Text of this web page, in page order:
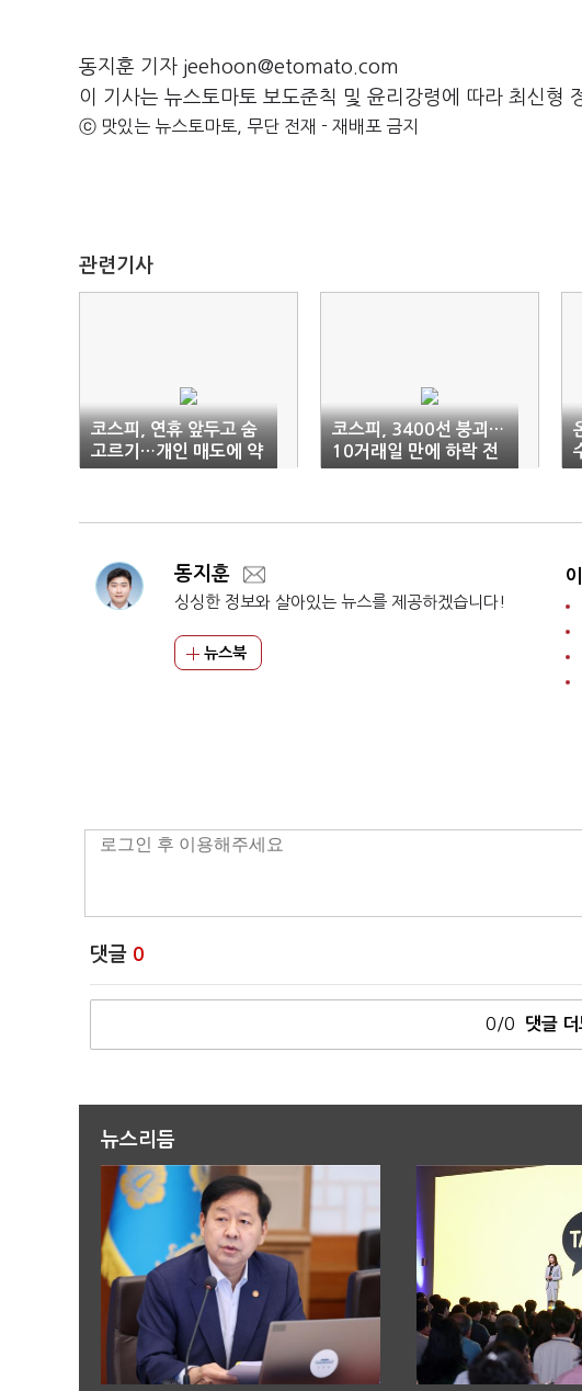
동지훈 기자 jeehoon@etomato.com
이 기사는 뉴스토마토 보도준칙 및 윤리강령에 따라 최신형
ⓒ 맛있는 뉴스토마토, 무단 전재 - 재배포 금지
관련기사
코스피, 연휴 앞두고 숨
고르기…개인 매도에 약
보합 마감
코스피, 3400선 붕괴…
10거래일 만에 하락 전
환
동지훈
싱싱한 정보와 살아있는 뉴스를 제공하겠습니다!
뉴스북
댓글 0
0/0 댓글 더
뉴스리듬